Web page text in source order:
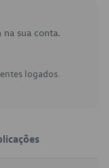
sua conta.
logados.